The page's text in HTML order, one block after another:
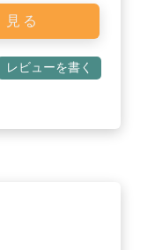
る
レビューを書く